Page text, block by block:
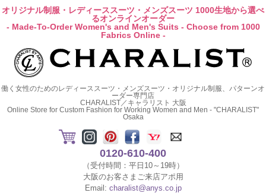
オリジナル制服・レディーススーツ・メンズスーツ 1000生地から選べ
るオンラインオーダー
- Made-To-Order Women's and Men's Suits - Choose from 1000
Fabrics Online -
働く女性のためのレディーススーツ・メンズスーツ・オリジナル制服、パターンオ
ーダー専門店
CHARALIST／キャラリスト 大阪
Online Store for Custom Fashion for Working Women and Men - "CHARALIST"
Osaka
0120-610-400
（受付時間：平日10～19時）
大阪のお客さまご来店アポ用
Email: charalist@anys.co.jp